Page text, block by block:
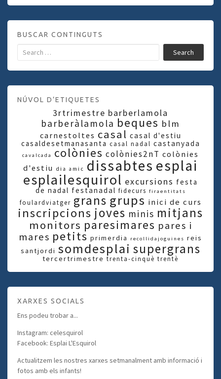
BUSCAR CONTINGUTS
Search
NÚVOL D’ETIQUETES
3rtrimestre barberlamola
barberàlamola beques blm
carnestoltes casal casal d'estiu
casaldesetmanasanta casal nadal castanyada
cavalcada colònies colònies2nT colònies
d'estiu
dia amic dissabtes esplai
esplailesquirol excursions festa
de nadal festanadal fidecurs firaentitats
foulardviatger grans grups inici de curs
inscripcions joves minis mitjans
monitors paresimares pares i
mares petits primerdia recollidajoguines reis
santjordi somdesplai supergrans
tercertrimestre trenta-cinquè trentè
XARXES SOCIALS
Ens podeu trobar a...
Instagram: celesquirol
Facebook: Esplai L'Esquirol
Actualitzem les nostres xarxes setmanalment amb informació i
fotos amb els infants!